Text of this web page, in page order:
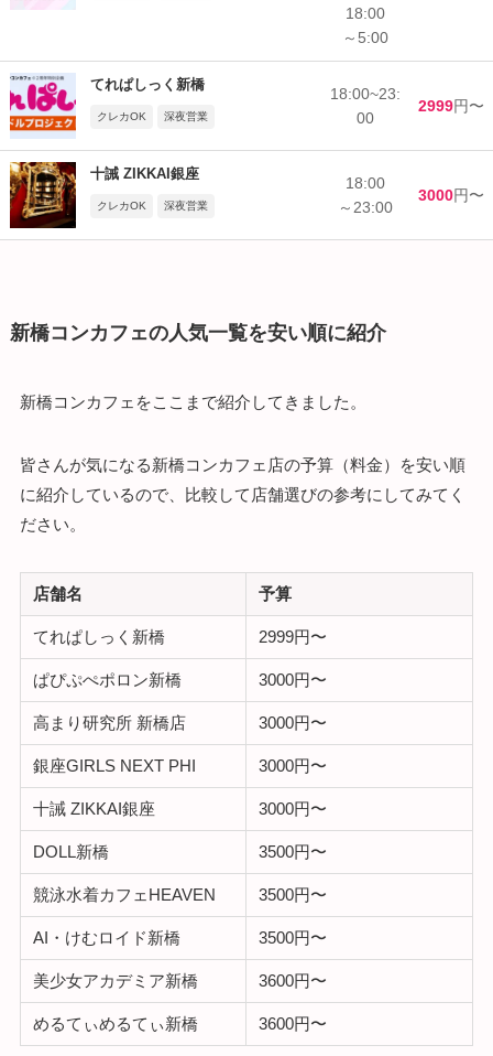
18:00
～5:00
てれぱしっく新橋
クレカOK 深夜営業
18:00~23:
00
2999円〜
十誡 ZIKKAI銀座
クレカOK 深夜営業
18:00
～23:00
3000円〜
新橋コンカフェの人気一覧を安い順に紹介
新橋コンカフェをここまで紹介してきました。
皆さんが気になる新橋コンカフェ店の予算（料金）を安い順
に紹介しているので、比較して店舗選びの参考にしてみてく
ださい。
店舗名 予算
てれぱしっく新橋 2999円〜
ぱぴぷぺポロン新橋 3000円〜
高まり研究所 新橋店 3000円〜
銀座GIRLS NEXT PHI 3000円〜
十誡 ZIKKAI銀座 3000円〜
DOLL新橋 3500円〜
競泳水着カフェHEAVEN 3500円〜
AI・けむロイド新橋 3500円〜
美少女アカデミア新橋 3600円〜
めるてぃめるてぃ新橋 3600円〜